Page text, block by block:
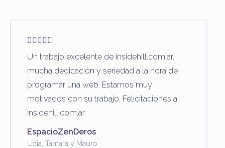
Un trabajo excelente de insidehill.com.ar.
mucha dedicación y seriedad a la hora de
programar una web. Estamos muy
motivados con su trabajo. Felicitaciones a
insidehill.com.ar
EspacioZenDeros
Lidia, Tamara y Mauro